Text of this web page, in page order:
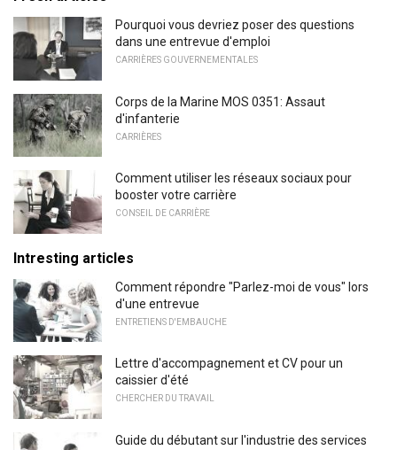
Pourquoi vous devriez poser des questions
dans une entrevue d'emploi
CARRIÈRES GOUVERNEMENTALES
Corps de la Marine MOS 0351: Assaut
d'infanterie
CARRIÈRES
Comment utiliser les réseaux sociaux pour
booster votre carrière
CONSEIL DE CARRIÈRE
Intresting articles
Comment répondre "Parlez-moi de vous" lors
d'une entrevue
ENTRETIENS D'EMBAUCHE
Lettre d'accompagnement et CV pour un
caissier d'été
CHERCHER DU TRAVAIL
Guide du débutant sur l'industrie des services